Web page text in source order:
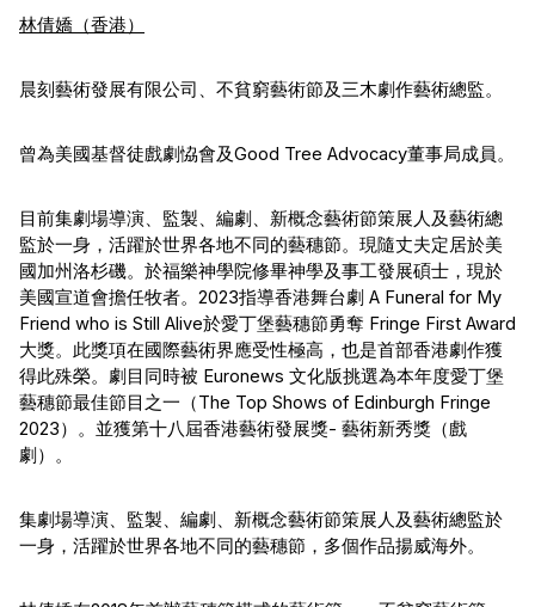
林倩嬌（香港）
晨刻藝術發展有限公司、不貧窮藝術節及三木劇作藝術總監。
曾為美國基督徒戲劇恊會及Good Tree Advocacy董事局成員。
目前集劇場導演、監製、編劇、新概念藝術節策展人及藝術總
監於一身，活躍於世界各地不同的藝穗節。現隨丈夫定居於美
國加州洛杉磯。於福樂神學院修畢神學及事工發展碩士，現於
美國宣道會擔任牧者。2023指導香港舞台劇 A Funeral for My
Friend who is Still Alive於愛丁堡藝穗節勇奪 Fringe First Award
大獎。此獎項在國際藝術界應受性極高，也是首部香港劇作獲
得此殊榮。劇目同時被 Euronews 文化版挑選為本年度愛丁堡
藝穗節最佳節目之一（The Top Shows of Edinburgh Fringe
2023）。並獲第十八屆香港藝術發展獎- 藝術新秀獎（戲
劇）。
集劇場導演、監製、編劇、新概念藝術節策展人及藝術總監於
一身，活躍於世界各地不同的藝穗節，多個作品揚威海外。